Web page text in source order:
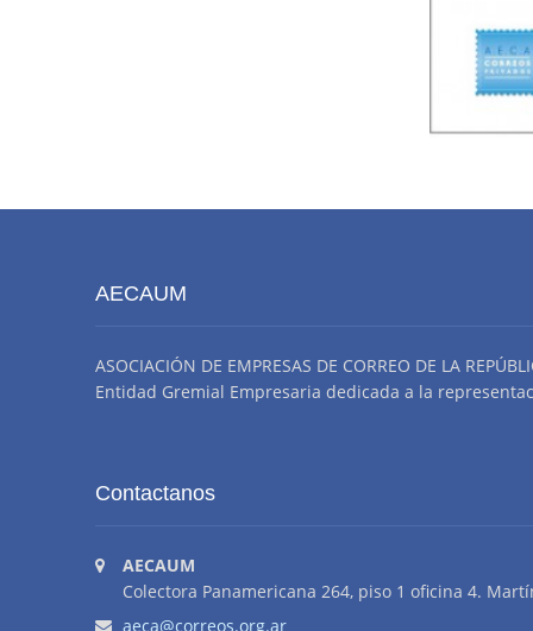
AECAUM
ASOCIACIÓN DE EMPRESAS DE CORREO DE LA
Entidad Gremial Empresaria dedicada a la
Contactanos
AECAUM
Colectora Panamericana 264, piso 1 oficina 4.
aeca@correos.org.ar